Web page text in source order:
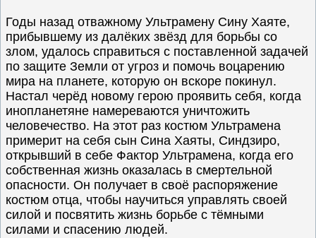
Новинки
кино
Годы назад отважному Ультрамену Сину Хаяте,
прибывшему из далёких звёзд для борьбы со
злом, удалось справиться с поставленной задачей
по защите Земли от угроз и помочь воцарению
мира на планете, которую он вскоре покинул.
Настал черёд новому герою проявить себя, когда
инопланетяне намереваются уничтожить
человечество. На этот раз костюм Ультрамена
примерит на себя сын Сина Хаяты, Синдзиро,
открывший в себе Фактор Ультрамена, когда его
собственная жизнь оказалась в смертельной
опасности. Он получает в своё распоряжение
костюм отца, чтобы научиться управлять своей
силой и посвятить жизнь борьбе с тёмными
силами и спасению людей.